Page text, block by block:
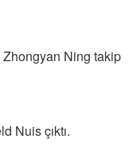
Ning takip
Nuis çıktı.